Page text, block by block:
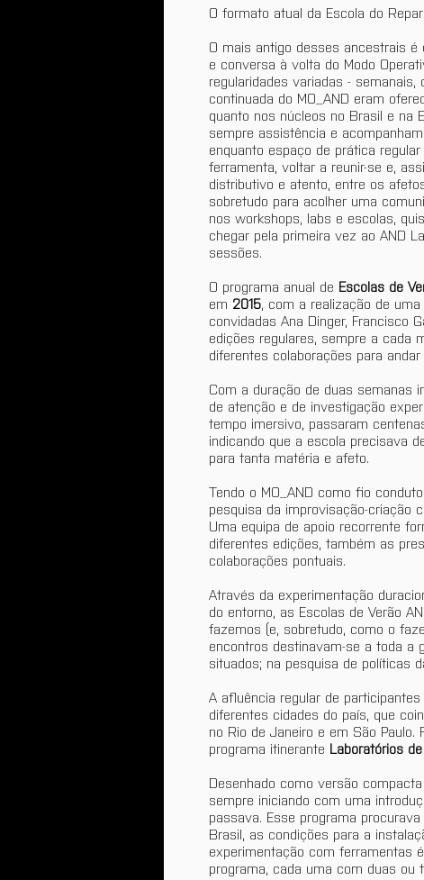
O formato atual da Escola do
O mais antigo desses ancestrais é
e conversa à volta do Modo
regularidades variadas -
continuada do MO_AND eram
quanto nos núcleos no Brasil e na
sempre assistência e
enquanto espaço de prática
ferramenta, voltar a reunir-se e,
distributivo e atento, entre os
sobretudo para acolher uma
nos workshops, labs e escolas,
chegar pela primeira vez ao AND
sessões.
O programa anual de Escolas de
em 2015, com a realização de
convidadas Ana Dinger, Francisco
edições regulares, sempre a cada
diferentes colaborações para
Com a duração de duas semanas
de atenção e de investigação
tempo imersivo, passaram
indicando que a escola precisava
para tanta matéria e afeto.
Tendo o MO_AND como fio
pesquisa da improvisação-criação
Uma equipa de apoio recorrente
diferentes edições, também as
colaborações pontuais.
Através da experimentação
do entorno, as Escolas de Verão
fazemos (e, sobretudo, como o
encontros destinavam-se a toda a
situados; na pesquisa de políticas
A afluência regular de
diferentes cidades do país, que
no Rio de Janeiro e em São Paulo.
programa itinerante Laboratórios
Desenhado como versão
sempre iniciando com uma
passava. Esse programa
Brasil, as condições para a
experimentação com ferramentas
programa, cada uma com duas